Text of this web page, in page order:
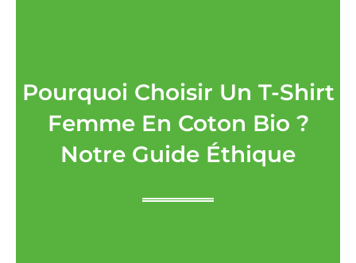
Pourquoi Choisir Un T-Shirt
Femme En Coton Bio ?
Notre Guide Éthique